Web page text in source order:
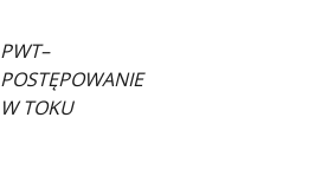
PWT–
POSTĘPOWANIE
W TOKU